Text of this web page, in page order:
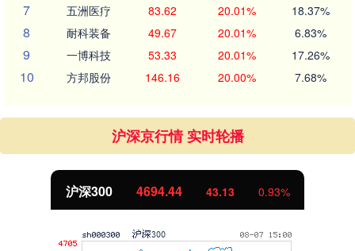
7 五洲医疗 83.62 20.01% 18.37%
8 耐科装备 49.67 20.01% 6.83%
9 一博科技 53.33 20.01% 17.26%
10 方邦股份 146.16 20.00% 7.68%
沪深京行情 实时轮播
沪深300 4694.44 43.13 0.93%